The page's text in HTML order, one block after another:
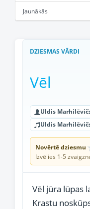
Jaunākās
DZIESMAS VĀRDI
Vēl
Uldis
Uldis
Novērtē dziesmu
Izvēlies 1-5
Vēl jūra lūpas
Krastu